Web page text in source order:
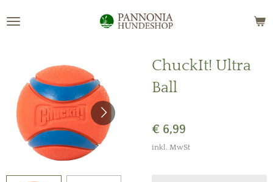
ChuckIt! Ultra
Ball
€ 6,99
inkl. MwSt